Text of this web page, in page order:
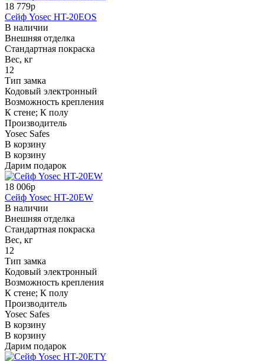
18 779р
Сейф Yosec HT-20EOS
В наличии
Внешняя отделка
Стандартная покраска
Вес, кг
12
Тип замка
Кодовый электронный
Возможность крепления
К стене; К полу
Производитель
Yosec Safes
В корзину
В корзину
Дарим подарок
18 006р
Сейф Yosec HT-20EW
В наличии
Внешняя отделка
Стандартная покраска
Вес, кг
12
Тип замка
Кодовый электронный
Возможность крепления
К стене; К полу
Производитель
Yosec Safes
В корзину
В корзину
Дарим подарок